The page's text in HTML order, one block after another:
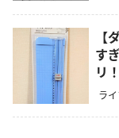
【
す
リ
ラ